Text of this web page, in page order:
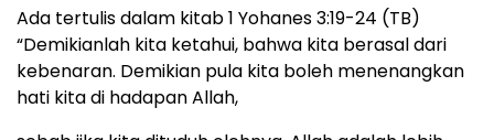
Ada tertulis dalam kitab 1 Yohanes 3:19-24 (TB)
“Demikianlah kita ketahui, bahwa kita berasal dari
kebenaran. Demikian pula kita boleh menenangkan
hati kita di hadapan Allah,